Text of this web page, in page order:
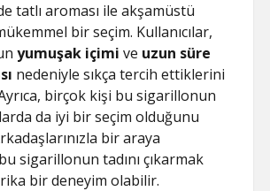
tatlı aroması ile akşamüstü
bir seçim. Kullanıcılar,
yumuşak içimi ve uzun süre
nedeniyle sıkça tercih ettiklerini
birçok kişi bu sigarillonun
da iyi bir seçim olduğunu
bir araya
sigarillonun tadını çıkarmak
bir deneyim olabilir.